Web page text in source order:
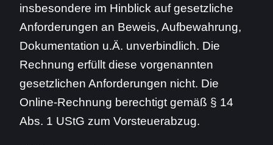
insbesondere im Hinblick auf gesetzliche
Anforderungen an Beweis, Aufbewahrung,
Dokumentation u.Ä. unverbindlich. Die
Rechnung erfüllt diese vorgenannten
gesetzlichen Anforderungen nicht. Die
Online-Rechnung berechtigt gemäß § 14
Abs. 1 UStG zum Vorsteuerabzug.